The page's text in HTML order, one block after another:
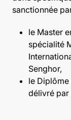
sanctionnée
le Master
spécialité
Senghor,
le Diplôme
délivré par